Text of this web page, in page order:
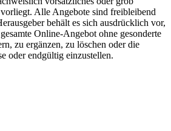
Alle Angebote sind freibleibend
behält es sich ausdrücklich vor,
Online-Angebot ohne gesonderte
zu ergänzen, zu löschen oder die
oder endgültig einzustellen.